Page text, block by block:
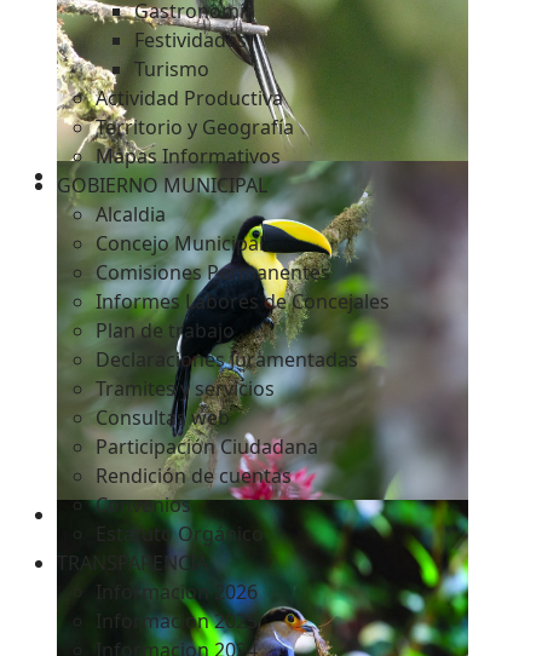
Gastronomía
Festividades
Turismo
Actividad Productiva
Territorio y Geografía
Mapas Informativos
GOBIERNO MUNICIPAL
Alcaldia
Concejo Municipal
Comisiones Permanentes
Informes Labores de Concejales
Plan de trabajo
Declaraciones Juramentadas
Tramites y servicios
Consultas web
Participación Ciudadana
Rendición de cuentas
Convenios
Estatuto Orgánico
TRANSPARENCIA
Informacion 2026
Informacion 2025
Informacion 2024